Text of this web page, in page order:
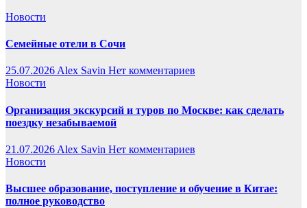
Новости
Семейные отели в Сочи
25.07.2026Alex Savin Нет комментариев
Новости
Организация экскурсий и туров по Москве: как сделать
поездку незабываемой
21.07.2026 Alex Savin Нет комментариев
Новости
Высшее образование, поступление и обучение в Китае:
полное руководство